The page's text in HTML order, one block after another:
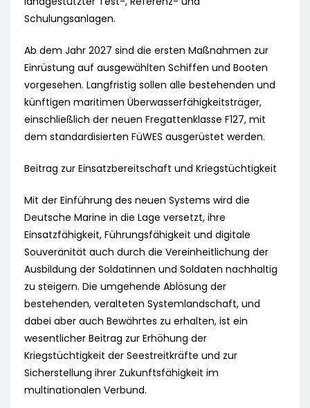
Schulungsanlagen.
Ab dem Jahr 2027 sind die ersten Maßnahmen zur
Einrüstung auf ausgewählten Schiffen und Booten
vorgesehen. Langfristig sollen alle bestehenden und
künftigen maritimen Überwasserfähigkeitsträger,
einschließlich der neuen Fregattenklasse F127, mit
dem standardisierten FüWES ausgerüstet werden.
Beitrag zur Einsatzbereitschaft und Kriegstüchtigkeit
Mit der Einführung des neuen Systems wird die
Deutsche Marine in die Lage versetzt, ihre
Einsatzfähigkeit, Führungsfähigkeit und digitale
Souveränität auch durch die Vereinheitlichung der
Ausbildung der Soldatinnen und Soldaten nachhaltig
zu steigern. Die umgehende Ablösung der
bestehenden, veralteten Systemlandschaft, und
dabei aber auch Bewährtes zu erhalten, ist ein
wesentlicher Beitrag zur Erhöhung der
Kriegstüchtigkeit der Seestreitkräfte und zur
Sicherstellung ihrer Zukunftsfähigkeit im
multinationalen Verbund.